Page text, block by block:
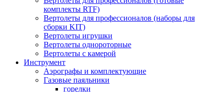
комплекты RTF)
Вертолеты для профессионалов (наборы для
сборки KIT)
Вертолеты игрушки
Вертолеты однороторные
Вертолеты с камерой
Инструмент
Аэрографы и комплектующие
Газовые паяльники
горелки